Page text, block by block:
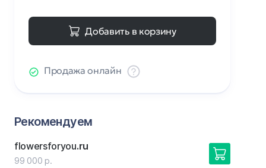
Добавить в корзину
Продажа онлайн
Рекомендуем
flowersforyou.ru
99 000 р.